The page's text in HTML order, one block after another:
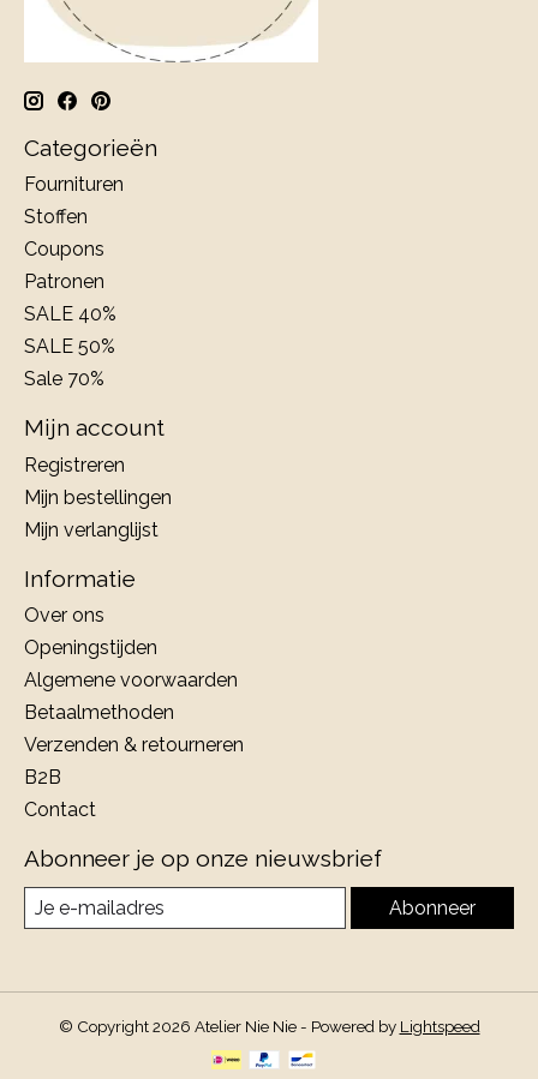
Categorieën
Fournituren
Stoffen
Coupons
Patronen
SALE 40%
SALE 50%
Sale 70%
Mijn account
Registreren
Mijn bestellingen
Mijn verlanglijst
Informatie
Over ons
Openingstijden
Algemene voorwaarden
Betaalmethoden
Verzenden & retourneren
B2B
Contact
Abonneer je op onze nieuwsbrief
Abonneer
© Copyright 2026 Atelier Nie Nie - Powered by Lightspeed